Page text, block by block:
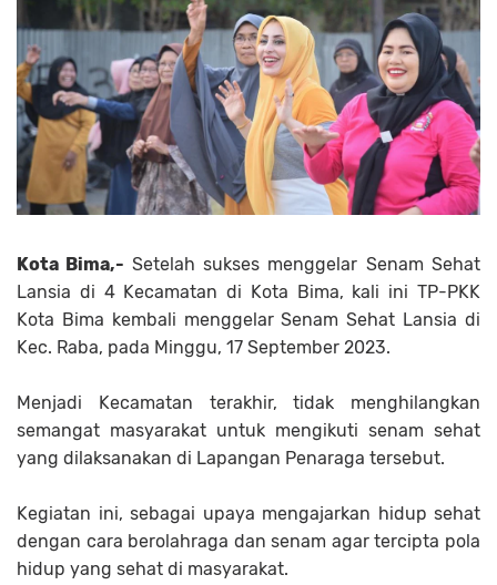
Kota Bima,- Setelah sukses menggelar Senam Sehat
Lansia di 4 Kecamatan di Kota Bima, kali ini TP-PKK
Kota Bima kembali menggelar Senam Sehat Lansia di
Kec. Raba, pada Minggu, 17 September 2023.
Menjadi Kecamatan terakhir, tidak menghilangkan
semangat masyarakat untuk mengikuti senam sehat
yang dilaksanakan di Lapangan Penaraga tersebut.
Kegiatan ini, sebagai upaya mengajarkan hidup sehat
dengan cara berolahraga dan senam agar tercipta pola
hidup yang sehat di masyarakat.